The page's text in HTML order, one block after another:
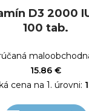
2.63 €
cena na 1. úrovni: